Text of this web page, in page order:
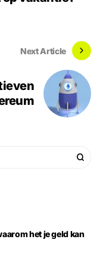
Next Article
het je geld kan